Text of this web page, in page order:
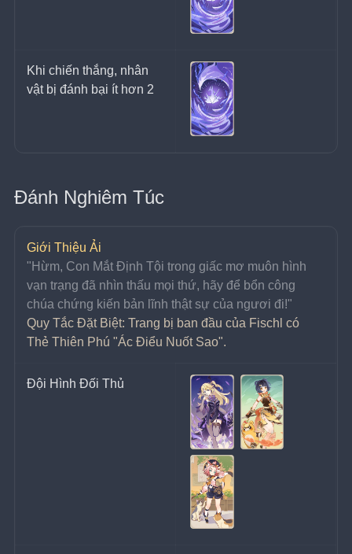
Khi chiến thắng, nhân
vật bị đánh bại ít hơn 2
Đánh Nghiêm Túc
Giới Thiệu Ải
"Hừm, Con Mắt Định Tội trong giấc mơ muôn hình
vạn trạng đã nhìn thấu mọi thứ, hãy để bổn công
chúa chứng kiến bản lĩnh thật sự của ngươi đi!"
Quy Tắc Đặt Biệt: Trang bị ban đầu của Fischl có
Thẻ Thiên Phú "Ác Điểu Nuốt Sao".
Đội Hình Đối Thủ